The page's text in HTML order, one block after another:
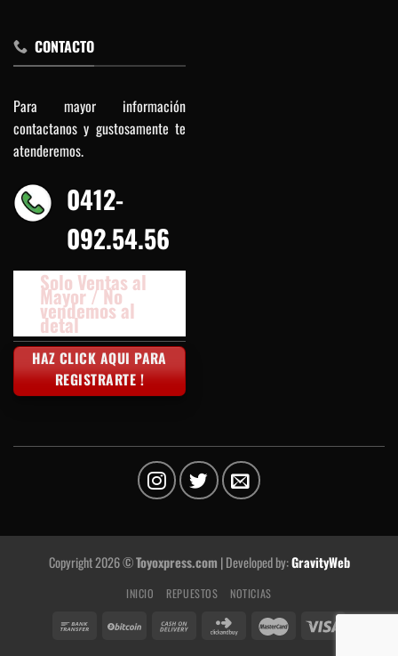
CONTACTO
Para mayor información
contactanos y gustosamente te
atenderemos.
0412-
092.54.56
Solo Ventas al
Mayor / No
vendemos al
detal
HAZ CLICK AQUI PARA
REGISTRARTE !
Copyright 2026 ©Toyoxpress.com | Developed by:GravityWeb
INICIO REPUESTOS NOTICIAS